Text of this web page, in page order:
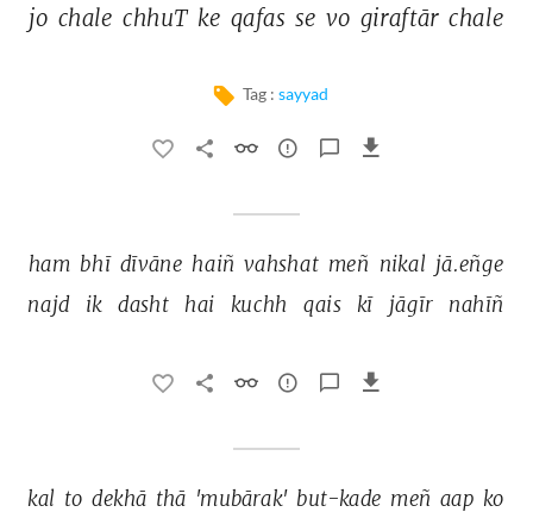
jo chale chhuT ke qafas se vo giraftār chale
Tag : sayyad
ham bhī dīvāne haiñ vahshat meñ nikal jā.eñge
najd
ik dasht hai kuchh qais kī jāgīr nahīñ
kal to dekhā thā 'mubārak' but-kade meñ aap ko